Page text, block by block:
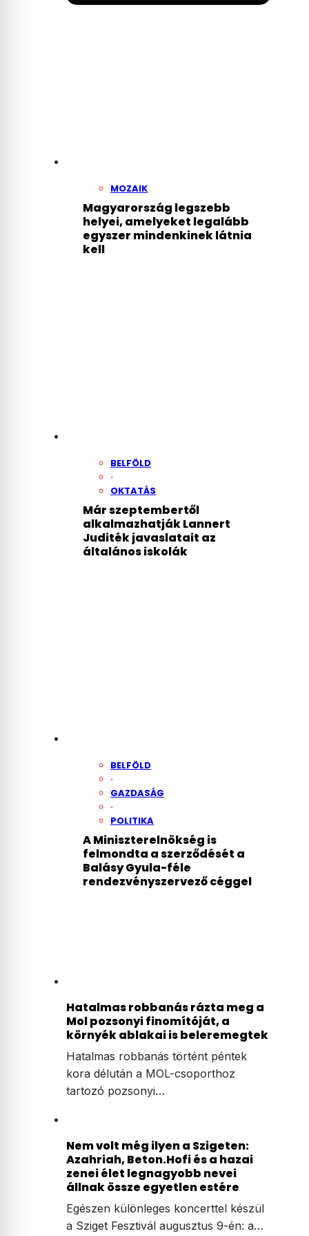
MOZAIK
Magyarország legszebb
helyei, amelyeket legalább
egyszer mindenkinek látnia
kell
BELFÖLD
·
OKTATÁS
Már szeptembertől
alkalmazhatják Lannert
Juditék javaslatait az
általános iskolák
BELFÖLD
·
GAZDASÁG
·
POLITIKA
A Miniszterelnökség is
felmondta a szerződését a
Balásy Gyula-féle
rendezvényszervező céggel
Hatalmas robbanás rázta meg a
Mol pozsonyi finomítóját, a
környék ablakai is beleremegtek
Hatalmas robbanás történt péntek
kora délután a MOL-csoporthoz
tartozó pozsonyi…
Nem volt még ilyen a Szigeten:
Azahriah, Beton.Hofi és a hazai
zenei élet legnagyobb nevei
állnak össze egyetlen estére
Egészen különleges koncerttel készül
a Sziget Fesztivál augusztus 9-én: a…